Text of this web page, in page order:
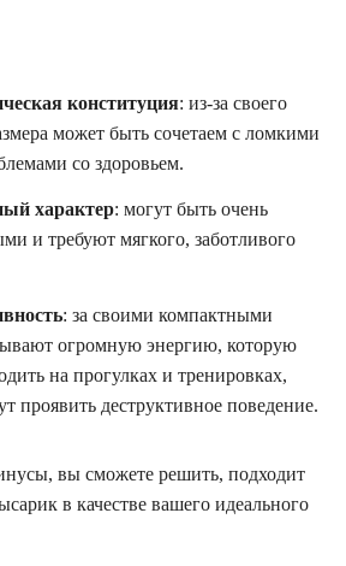
конституция: из-за своего
может быть сочетаем с ломкими
со здоровьем.
характер: могут быть очень
и требуют мягкого, заботливого
: за своими компактными
огромную энергию, которую
на прогулках и тренировках,
проявить деструктивное поведение.
вы сможете решить, подходит
в качестве вашего идеального